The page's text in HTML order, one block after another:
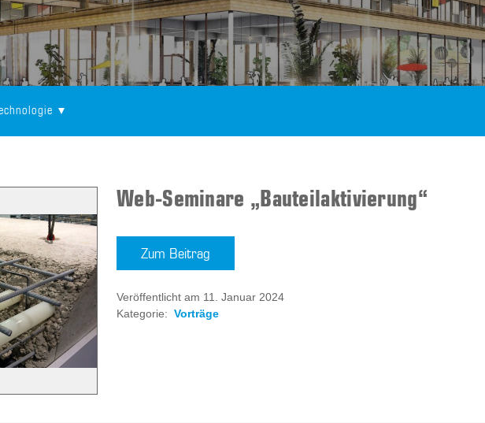
Web-Seminare „Bauteilaktivierung“
Zum Beitrag
Veröffentlicht am 11. Januar 2024
Kategorie: Vorträge